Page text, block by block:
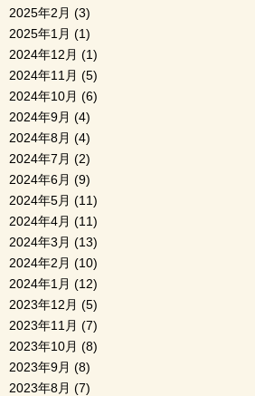
2025年2月 (3)
2025年1月 (1)
2024年12月 (1)
2024年11月 (5)
2024年10月 (6)
2024年9月 (4)
2024年8月 (4)
2024年7月 (2)
2024年6月 (9)
2024年5月 (11)
2024年4月 (11)
2024年3月 (13)
2024年2月 (10)
2024年1月 (12)
2023年12月 (5)
2023年11月 (7)
2023年10月 (8)
2023年9月 (8)
2023年8月 (7)